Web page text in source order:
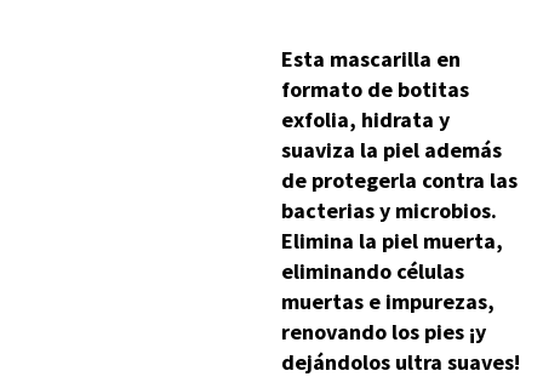
Esta mascarilla en
formato de botitas
exfolia, hidrata y
suaviza la piel además
de protegerla contra las
bacterias y microbios.
Elimina la piel muerta,
eliminando células
muertas e impurezas,
renovando los pies ¡y
dejándolos ultra suaves!